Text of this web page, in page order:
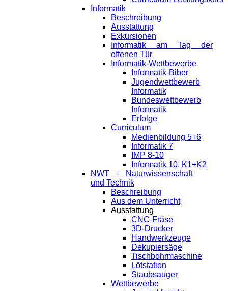
Informatik
Beschreibung
Ausstattung
Exkursionen
Informatik am Tag der
offenen Tür
Informatik-Wettbewerbe
Informatik-Biber
Jugendwettbewerb
Informatik
Bundeswettbewerb
Informatik
Erfolge
Curriculum
Medienbildung 5+6
Informatik 7
IMP 8-10
Informatik 10, K1+K2
NWT - Naturwissenschaft
und Technik
Beschreibung
Aus dem Unterricht
Ausstattung
CNC-Fräse
3D-Drucker
Handwerkzeuge
Dekupiersäge
Tischbohrmaschine
Lötstation
Staubsauger
Wettbewerbe